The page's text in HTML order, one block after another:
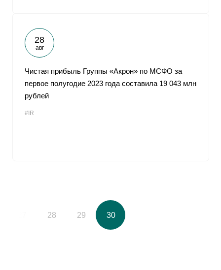
28
авг
Чистая прибыль Группы «Акрон» по МСФО за
первое полугодие 2023 года составила 19 043 млн
рублей
#IR
28 29 30